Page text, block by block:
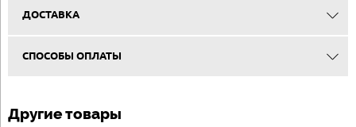
ДОСТАВКА
СПОСОБЫ ОПЛАТЫ
Другие товары